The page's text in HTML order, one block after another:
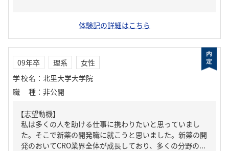
体験記の詳細はこちら
09年卒 理系
女性
学校名 ： 北里大学大学院
職種 ： 非公開
【志望動機】
私は多くの人を助ける仕事に携わりたいと思っていまし
た。そこで新薬の開発職に就こうと思いました。新薬の開
発のおいてCRO業界全体が成長しており、多くの分野の...